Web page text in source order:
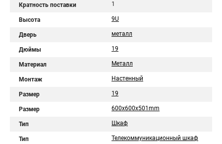
Кратность поставки 1
Высота 9U
Дверь металл
Дюймы 19
Материал Металл
Монтаж Настенный
Размер 19
Размер 600x600x501mm
Тип Шкаф
Тип Телекоммуникационный шкаф